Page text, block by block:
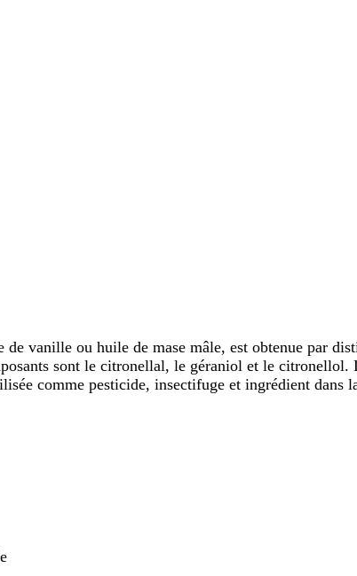
vanille ou huile de mase mâle, est obtenue par
sont le citronellal, le géraniol et le
comme pesticide, insectifuge et ingrédient dans